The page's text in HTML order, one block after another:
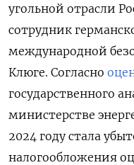
угольной отрасли
сотрудник
международной
Клюге. Согласно
государственного
министерстве
2024 году стала
налогообложения